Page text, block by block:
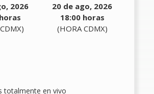
2026
20 de ago, 2026
18:00 horas
(HORA CDMX)
totalmente en vivo